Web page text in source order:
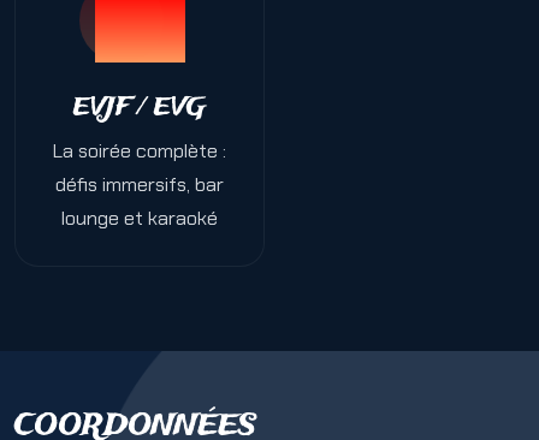
EVJF / EVG
La soirée complète :
défis immersifs, bar
lounge et karaoké
COORDONNÉES